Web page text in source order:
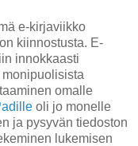
e-kirjaviikko
kiinnostusta. E-
innokkaasti
omalle
oli jo monelle
ja pysyvän tiedoston
lukemisen